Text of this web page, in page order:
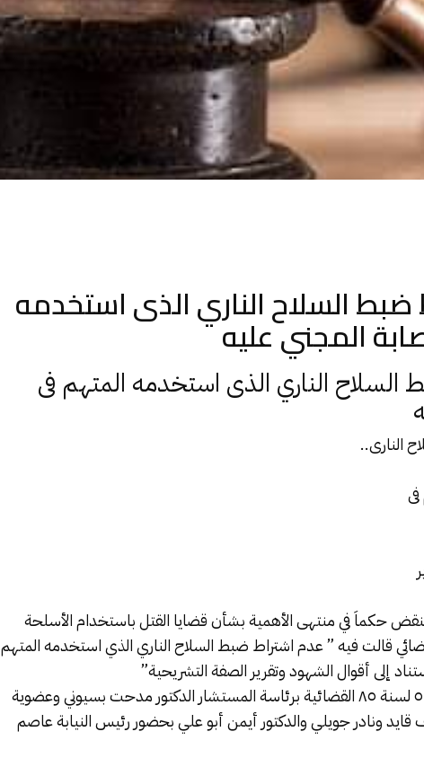
السلاح الناري الذى استخدمه
المجني عليه
الناري الذى استخدمه المتهم فى
النارى..
حكماَ في منتهى الأهمية بشأن قضايا القتل باستخدام الأسلحة
قالت فيه ” عدم اشتراط ضبط السلاح الناري الذي استخدمه المتهم
إلى أقوال الشهود وتقرير الصفة التشريحية”
صدر الحكم فى الطعن المقيد برقم ٥٠٩٤٨ لسنة ٨٥ القضائية برئاسة المستشار الدكتور مدحت بسيوني وعضوية
ونادر جويلي والدكتور أيمن أبو علي بحضور رئيس النيابة عاصم